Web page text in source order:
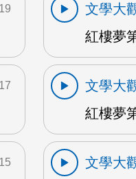
文學大
紅樓夢
文學大
紅樓夢
文學大